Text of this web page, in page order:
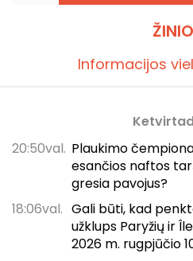
Informacijos
20:50val. Plaukimo
esančios naftos
gresia pavojus?
18:06val. Gali būti, kad
užklups Paryžių ir
2026 m. rugpjūčio